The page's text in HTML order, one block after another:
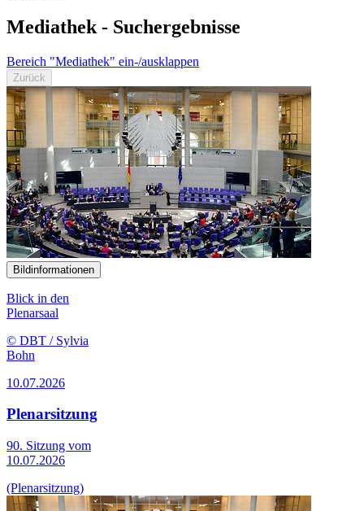
Mediathek - Suchergebnisse
Bereich "Mediathek" ein-/ausklappen
Zurück
Bildinformationen
Blick in den
Plenarsaal
© DBT / Sylvia
Bohn
10.07.2026
Plenarsitzung
90. Sitzung vom
10.07.2026
(Plenarsitzung)